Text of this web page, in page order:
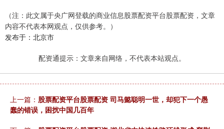
（注：此文属于央广网登载的商业信息股票配资平台股票配资，文章
内容不代表本网观点，仅供参考。）
发布于：北京市
配资通提示：文章来自网络，不代表本站观点。
上一篇： 股票配资平台股票配资 司马懿聪明一世，却犯下一个愚
蠢的错误，困扰中国几百年